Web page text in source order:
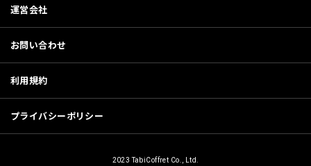
運営会社
お問い合わせ
利用規約
プライバシーポリシー
2023 TabiCoffret Co., Ltd.